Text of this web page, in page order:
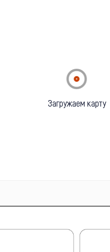
Загружаем карту